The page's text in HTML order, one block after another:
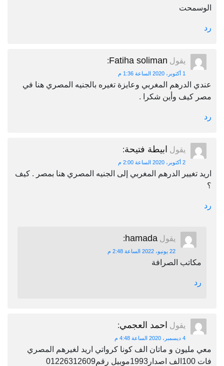
الوسمحت
رد
يقول Fatiha soliman
:
1 أكتوبر، 2020 الساعة 1:36 م
عندي الدرهم المغربي وعايزة تغيره بالجنيه المصري هنا في
مصر كيف وأين شكرا .
رد
يقول ابيطة فتيحة:
2 أكتوبر، 2020 الساعة 2:00 م
اريد تغيير الدرهم المغربي إلى الجنيه المصري هنا بمصر . كيف
؟
رد
يقول hamada
:
22 يونيو، 2022 الساعة 2:48 م
مكاتب الصرافة
رد
يقول احمد العجمي:
4 ديسمبر، 2020 الساعة 4:48 م
معي مليون و ماتان الف كونا كرواتي اريد لغيرهم المصري
فات 100الف اصدار1993موبيل رقم01226312609